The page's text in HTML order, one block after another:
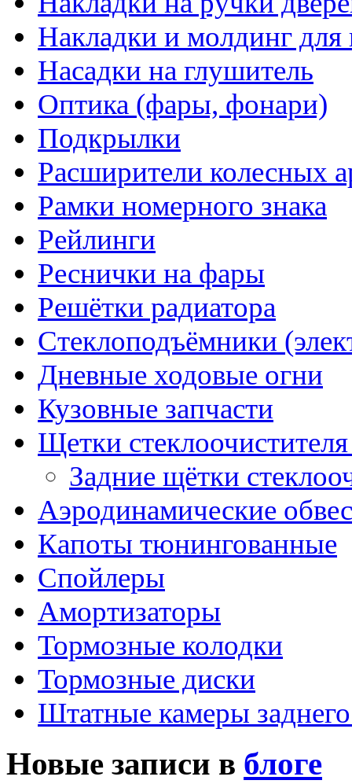
Накладки и молдинг для
Насадки на глушитель
Оптика (фары, фонари)
Подкрылки
Расширители колесных
Рамки номерного знака
Рейлинги
Реснички на фары
Решётки радиатора
Стеклоподъёмники
Дневные ходовые огни
Кузовные запчасти
Щетки
Задние щётки
Аэродинамические
Капоты тюнингованные
Спойлеры
Амортизаторы
Тормозные колодки
Тормозные диски
Штатные камеры
Новые записи в блоге